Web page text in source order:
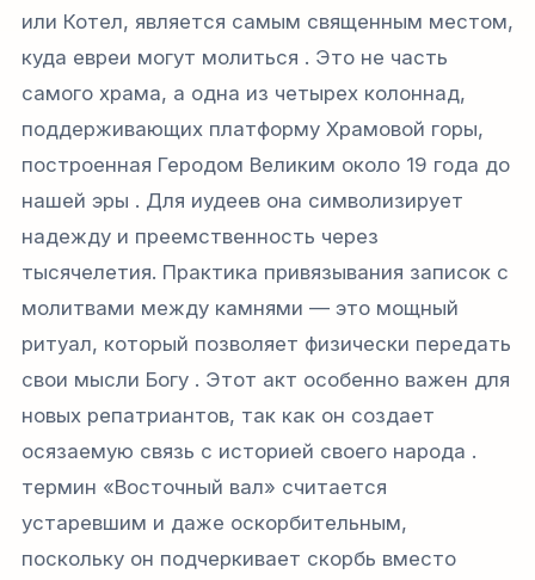
или Котел, является самым священным местом,
куда евреи могут молиться . Это не часть
самого храма, а одна из четырех колоннад,
поддерживающих платформу Храмовой горы,
построенная Геродом Великим около 19 года до
нашей эры . Для иудеев она символизирует
надежду и преемственность через
тысячелетия. Практика привязывания записок с
молитвами между камнями — это мощный
ритуал, который позволяет физически передать
свои мысли Богу . Этот акт особенно важен для
новых репатриантов, так как он создает
осязаемую связь с историей своего народа .
термин «Восточный вал» считается
устаревшим и даже оскорбительным,
поскольку он подчеркивает скорбь вместо